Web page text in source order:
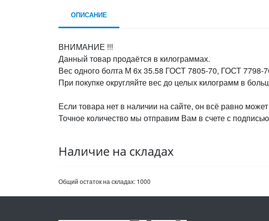
ОПИСАНИЕ
ВНИМАНИЕ !!!
Данный товар продаётся в килограммах.
Вес одного болта М 6х 35.58 ГОСТ 7805-70, ГОСТ 7798-
При покупке округляйте вес до целых килограмм в
Если товара нет в наличии на сайте, он всё равно
Точное количество мы отправим Вам в счете с
Наличие на складах
Общий остаток на складах: 1000